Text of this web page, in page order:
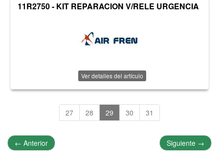
11R2750 - KIT REPARACION V/RELE URGENCIA
Ver detalles del artículo
27 28 29 30 31
← Anterior Siguiente →